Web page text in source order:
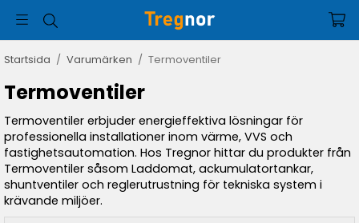
Startsida / Varumärken / Termoventiler
Termoventiler
Termoventiler erbjuder energieffektiva lösningar för
professionella installationer inom värme, VVS och
fastighetsautomation. Hos Tregnor hittar du produkter från
Termoventiler såsom Laddomat, ackumulatortankar,
shuntventiler och reglerutrustning för tekniska system i
krävande miljöer.